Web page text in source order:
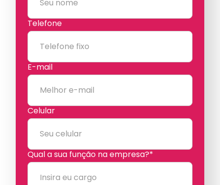
Telefone
E-mail
Celular
Qual a sua função na empresa?*